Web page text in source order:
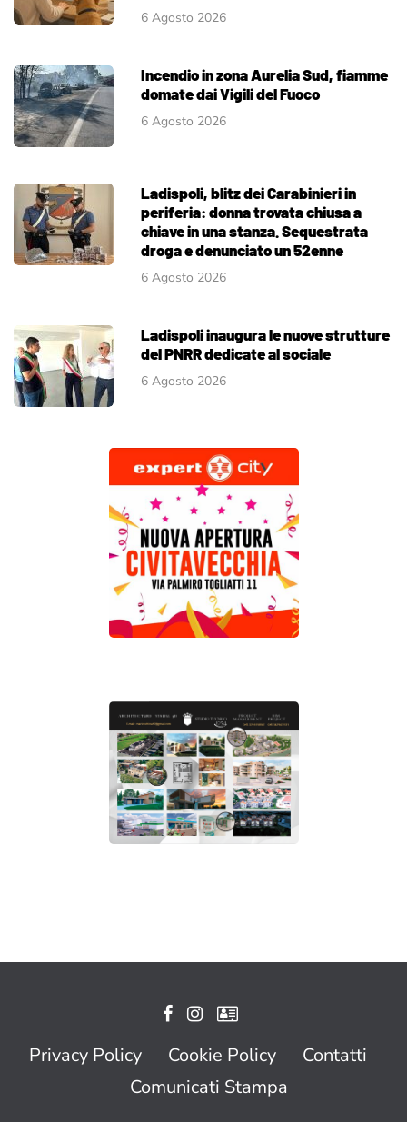
6 Agosto 2026
Incendio in zona Aurelia Sud, fiamme
domate dai Vigili del Fuoco
6 Agosto 2026
Ladispoli, blitz dei Carabinieri in
periferia: donna trovata chiusa a
chiave in una stanza. Sequestrata
droga e denunciato un 52enne
6 Agosto 2026
Ladispoli inaugura le nuove strutture
del PNRR dedicate al sociale
6 Agosto 2026
Privacy Policy Cookie Policy
Contatti
Comunicati Stampa